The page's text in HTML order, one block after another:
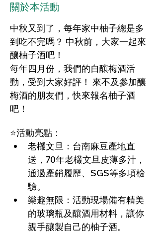
關於本活動
中秋又到了，每年家中柚子總是多
到吃不完嗎？ 中秋前，大家一起來
釀柚子酒吧！
每年四月份，我們的自釀梅酒活
動，受到大家好評！ 來不及參加釀
梅酒的朋友們，快來報名柚子酒
吧！
⭐活動亮點：
老欉文旦：台南麻豆產地直
送，70年老欉文旦皮薄多汁，
通過產銷履歷、SGS等多項檢
驗。
樂趣無限：活動現場備有精美
的玻璃瓶及釀酒用材料，讓你
親手釀製自己的柚子酒。